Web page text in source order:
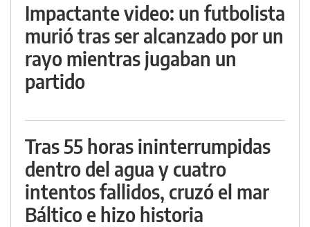
Impactante video: un futbolista
murió tras ser alcanzado por un
rayo mientras jugaban un
partido
Tras 55 horas ininterrumpidas
dentro del agua y cuatro
intentos fallidos, cruzó el mar
Báltico e hizo historia